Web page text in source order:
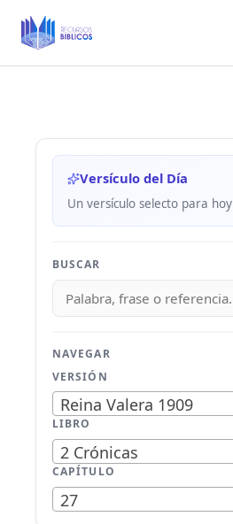
Versículo del Día
Un versículo selecto para hoy
BUSCAR
NAVEGAR
VERSIÓN
Reina Valera 1909
LIBRO
2 Crónicas
CAPÍTULO
27